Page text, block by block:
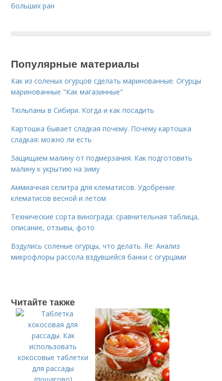
больших ран
Популярные материалы
Как из соленых огурцов сделать маринованные. Огурцы
маринованные "Как магазинные"
Тюльпаны в Сибири. Когда и как посадить
Картошка бывает сладкая почему. Почему картошка
сладкая: можно ли есть
Защищаем малину от подмерзания. Как подготовить
малину к укрытию на зиму
Аммиачная селитра для клематисов. Удобрение
клематисов весной и летом
Технические сорта винограда: сравнительная таблица,
описание, отзывы, фото
Вздулись соленые огурцы, что делать. Re: Анализ
микрофлоры рассола вздувшейся банки с огурцами
Читайте также